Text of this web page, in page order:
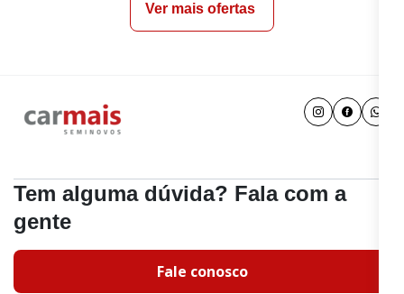
Ver mais ofertas
Tem alguma dúvida? Fala com a
gente
Fale conosco